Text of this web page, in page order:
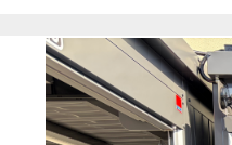
LDタイプ 防犯設備あり